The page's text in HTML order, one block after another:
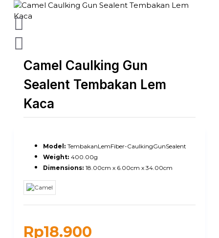
Camel Caulking Gun
Sealent Tembakan Lem
Kaca
Rp18.900
Model: TembakanLemFiber-CaulkingGunSealent
Weight: 400.00g
Dimensions: 18.00cm x 6.00cm x 34.00cm